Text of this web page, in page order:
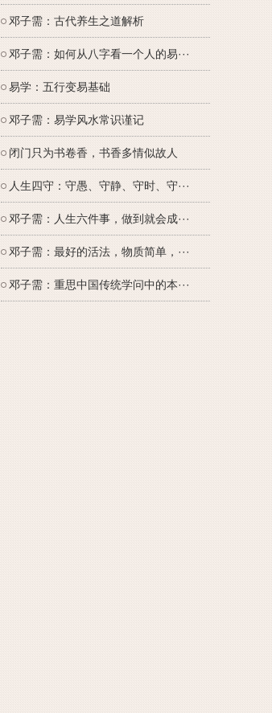
邓子需：古代养生之道解析
邓子需：如何从八字看一个人的易···
易学：五行变易基础
邓子需：易学风水常识谨记
闭门只为书卷香，书香多情似故人
人生四守：守愚、守静、守时、守···
邓子需：人生六件事，做到就会成···
邓子需：最好的活法，物质简单，···
邓子需：重思中国传统学问中的本···